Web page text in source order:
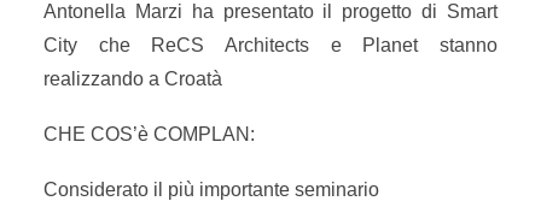
Antonella Marzi ha presentato il progetto di Smart
City che ReCS Architects e Planet stanno
realizzando a Croatà
CHE COS’è COMPLAN:
Considerato il più importante seminario